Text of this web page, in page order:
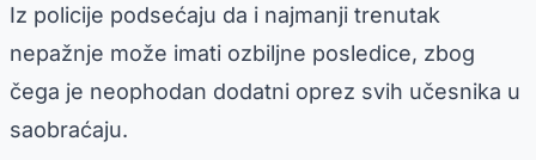
Iz policije podsećaju da i najmanji trenutak
nepažnje može imati ozbiljne posledice, zbog
čega je neophodan dodatni oprez svih učesnika u
saobraćaju.